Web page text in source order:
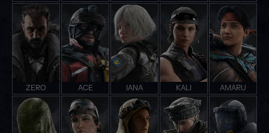
ZERO ACE IANA KALI AMARU